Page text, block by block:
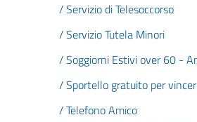
/ Servizio di Telesoccorso
/ Servizio Tutela Minori
/ Soggiorni Estivi over 60 -
/ Sportello gratuito per
/ Telefono Amico